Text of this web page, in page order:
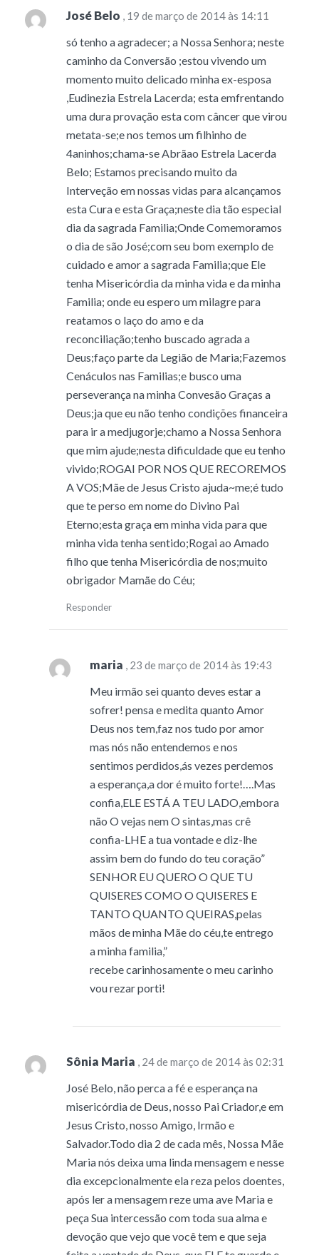
José Belo , 19 de março de 2014 às 14:11
só tenho a agradecer; a Nossa Senhora; neste
caminho da Conversão ;estou vivendo um
momento muito delicado minha ex-esposa
,Eudinezia Estrela Lacerda; esta emfrentando
uma dura provação esta com câncer que virou
metata-se;e nos temos um filhinho de
4aninhos;chama-se Abrãao Estrela Lacerda
Belo; Estamos precisando muito da
Interveção em nossas vidas para alcançamos
esta Cura e esta Graça;neste dia tão especial
dia da sagrada Familia;Onde Comemoramos
o dia de são José;com seu bom exemplo de
cuidado e amor a sagrada Familia;que Ele
tenha Misericórdia da minha vida e da minha
Familia; onde eu espero um milagre para
reatamos o laço do amo e da
reconciliação;tenho buscado agrada a
Deus;faço parte da Legião de Maria;Fazemos
Cenáculos nas Familias;e busco uma
perseverança na minha Convesão Graças a
Deus;ja que eu não tenho condições financeira
para ir a medjugorje;chamo a Nossa Senhora
que mim ajude;nesta dificuldade que eu tenho
vivido;ROGAI POR NOS QUE RECOREMOS
A VOS;Mãe de Jesus Cristo ajuda~me;é tudo
que te perso em nome do Divino Pai
Eterno;esta graça em minha vida para que
minha vida tenha sentido;Rogai ao Amado
filho que tenha Misericórdia de nos;muito
obrigador Mamãe do Céu;
Responder
maria , 23 de março de 2014 às 19:43
Meu irmão sei quanto deves estar a
sofrer! pensa e medita quanto Amor
Deus nos tem,faz nos tudo por amor
mas nós não entendemos e nos
sentimos perdidos,ás vezes perdemos
a esperança,a dor é muito forte!….Mas
confia,ELE ESTÁ A TEU LADO,embora
não O vejas nem O sintas,mas crê
confia-LHE a tua vontade e diz-lhe
assim bem do fundo do teu coração”
SENHOR EU QUERO O QUE TU
QUISERES COMO O QUISERES E
TANTO QUANTO QUEIRAS,pelas
mãos de minha Mãe do céu,te entrego
a minha familia,”
recebe carinhosamente o meu carinho
vou rezar porti!
Sônia Maria , 24 de março de 2014 às 02:31
José Belo, não perca a fé e esperança na
misericórdia de Deus, nosso Pai Criador,e em
Jesus Cristo, nosso Amigo, Irmão e
Salvador.Todo dia 2 de cada mês, Nossa Mãe
Maria nós deixa uma linda mensagem e nesse
dia excepcionalmente ela reza pelos doentes,
após ler a mensagem reze uma ave Maria e
peça Sua intercessão com toda sua alma e
devoção que vejo que você tem e que seja